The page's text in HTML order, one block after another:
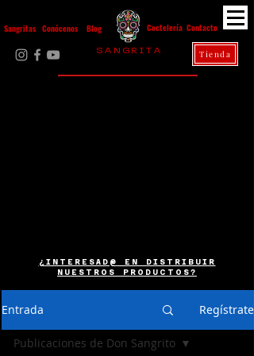
Sangritas Conócenos Contacto
Blog Coctelería
Tienda
S A N G R I T A
¿INTERESAD@ EN DISTRIBUIR
NUESTROS PRODUCTOS?
Entrada Regístrate
Publicaciones de Don Sangrito